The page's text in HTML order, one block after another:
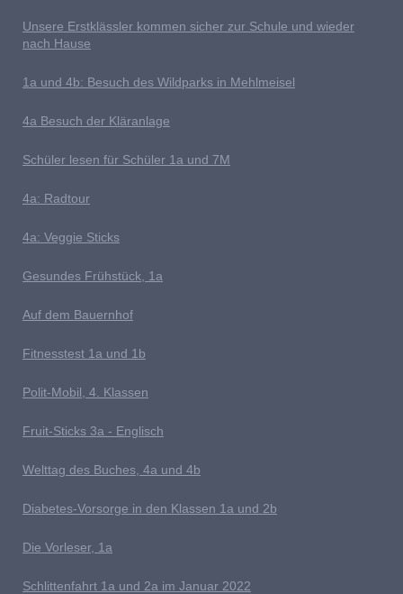
Unsere Erstklässler kommen sicher zur Schule und wieder
nach Hause
1a und 4b: Besuch des Wildparks in Mehlmeisel
4a Besuch der Kläranlage
Schüler lesen für Schüler 1a und 7M
4a: Radtour
4a: Veggie Sticks
Gesundes Frühstück, 1a
Auf dem Bauernhof
Fitnesstest 1a und 1b
Polit-Mobil, 4. Klassen
Fruit-Sticks 3a - Englisch
Welttag des Buches, 4a und 4b
Diabetes-Vorsorge in den Klassen 1a und 2b
Die Vorleser, 1a
Schlittenfahrt 1a und 2a im Januar 2022